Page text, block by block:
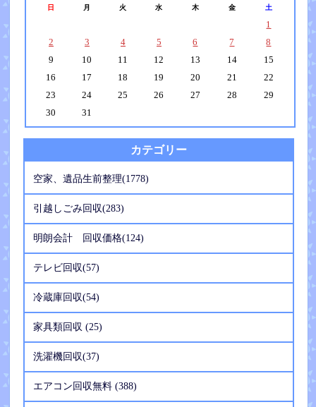
日 月 火 水 木 金 土
1
2
3 4 5 6 7
8
9
10 11 12 13 14
15
16
17 18 19 20 21
22
23
24 25 26 27 28
29
30
31
カテゴリー
空家、遺品生前整理(1778)
引越しごみ回収(283)
明朗会計 回収価格(124)
テレビ回収(57)
冷蔵庫回収(54)
家具類回収 (25)
洗濯機回収(37)
エアコン回収無料 (388)